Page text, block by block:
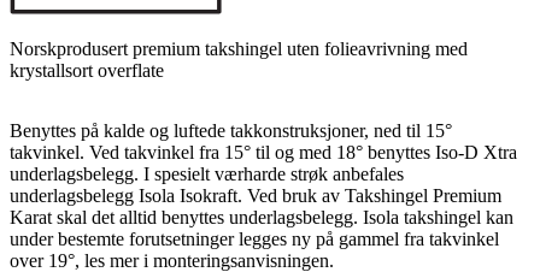
Norskprodusert premium takshingel uten folieavrivning med
krystallsort overflate
Benyttes på kalde og luftede takkonstruksjoner, ned til 15°
takvinkel. Ved takvinkel fra 15° til og med 18° benyttes Iso-D Xtra
underlagsbelegg. I spesielt værharde strøk anbefales
underlagsbelegg Isola Isokraft. Ved bruk av Takshingel Premium
Karat skal det alltid benyttes underlagsbelegg. Isola takshingel kan
under bestemte forutsetninger legges ny på gammel fra takvinkel
over 19°, les mer i monteringsanvisningen.